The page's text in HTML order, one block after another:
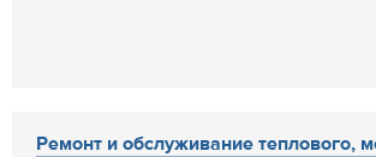
Ремонт и обслуживание теплового,